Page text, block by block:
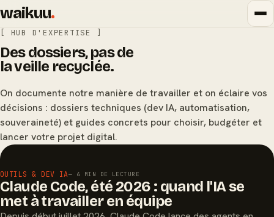
waikuu.
[ HUB D'EXPERTISE ]
Des dossiers, pas de
la veille recyclée.
On documente notre manière de travailler et on éclaire vos
décisions : dossiers techniques (dev IA, automatisation,
souveraineté) et guides concrets pour choisir, budgéter et
lancer votre projet digital.
OUTILS & DEV IA— 6 MIN DE LECTURE
Claude Code, été 2026 : quand l'IA se
met à travailler en équipe